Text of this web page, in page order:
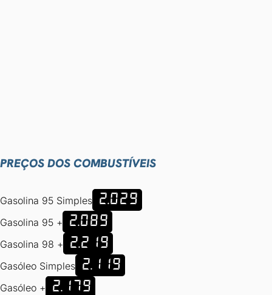
PREÇOS DOS COMBUSTÍVEIS
Gasolina 95 Simples 2.029
Gasolina 95 + 2.089
Gasolina 98 + 2.219
Gasóleo Simples 2.119
Gasóleo + 2.179